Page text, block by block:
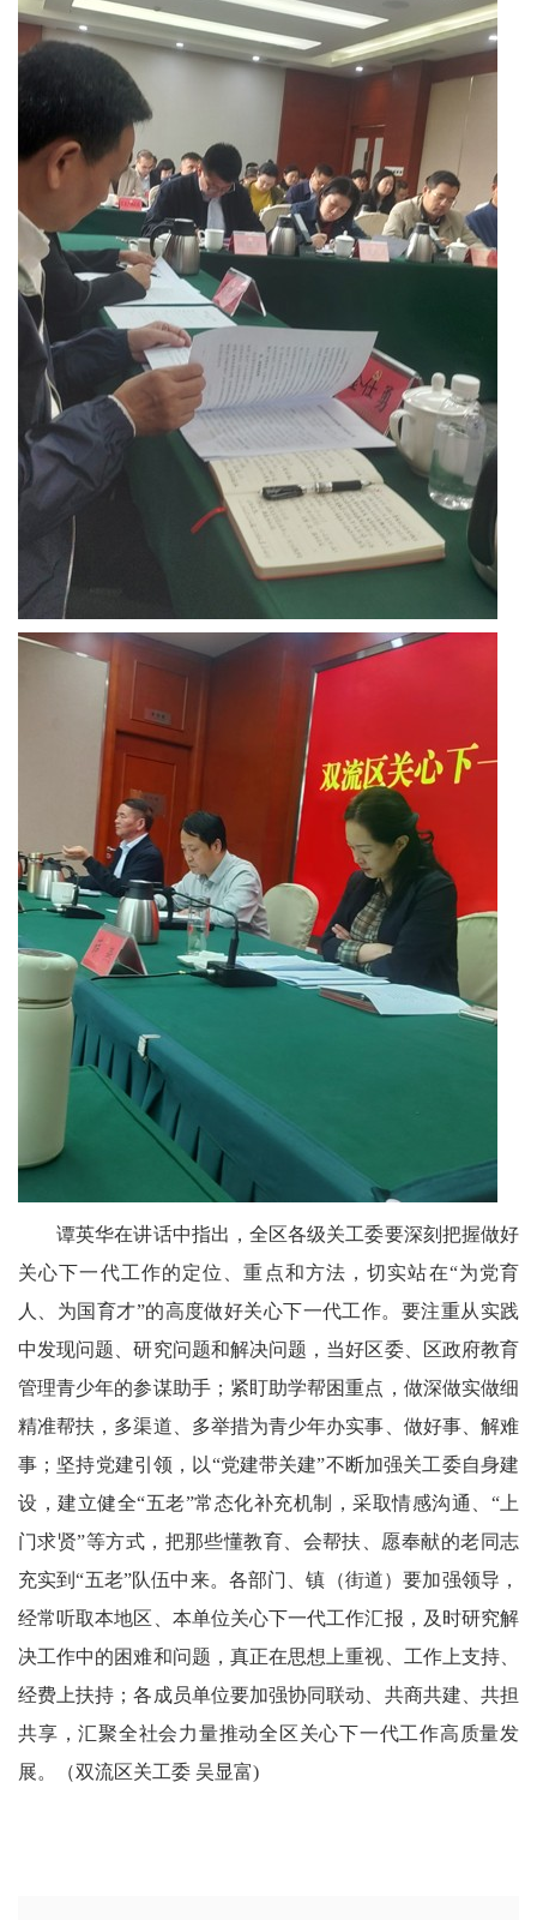
府
法
天
府
社
区
天
府
旅
游
天
府
文
学
谭英华在讲话中指出，全区各级关工委要深刻把握做好
关心下一代工作的定位、重点和方法，切实站在“为党育
人、为国育才”的高度做好关心下一代工作。要注重从实践
中发现问题、研究问题和解决问题，当好区委、区政府教育
管理青少年的参谋助手；紧盯助学帮困重点，做深做实做细
精准帮扶，多渠道、多举措为青少年办实事、做好事、解难
事；坚持党建引领，以“党建带关建”不断加强关工委自身建
设，建立健全“五老”常态化补充机制，采取情感沟通、“上
门求贤”等方式，把那些懂教育、会帮扶、愿奉献的老同志
充实到“五老”队伍中来。各部门、镇（街道）要加强领导，
经常听取本地区、本单位关心下一代工作汇报，及时研究解
决工作中的困难和问题，真正在思想上重视、工作上支持、
经费上扶持；各成员单位要加强协同联动、共商共建、共担
共享，汇聚全社会力量推动全区关心下一代工作高质量发
展。（双流区关工委 吴显富)